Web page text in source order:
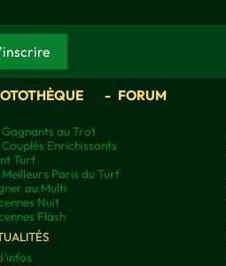
FORUM
Gagnants au Trot
Couplés Enrichissants
Turf
Meilleurs Paris du Turf
au Multi
Nuit
Flash